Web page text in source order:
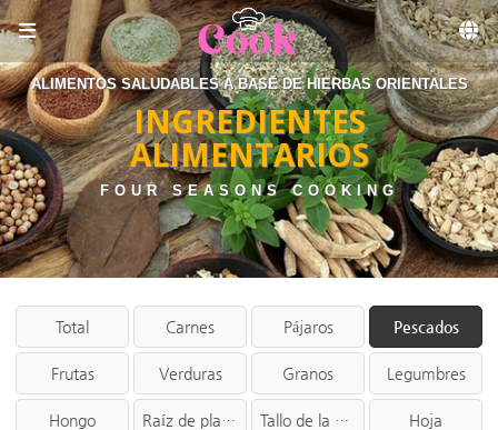
Skip to menu
ALIMENTOS SALUDABLES A BASE DE HIERBAS ORIENTALES
INGREDIENTES
ALIMENTARIOS
FOUR SEASONS COOKING
Total Carnes Pájaros Pescados
Frutas Verduras Granos Legumbres
Hongo Raíz de planta Tallo de la planta Hoja
Sketchbook5, 스케치북5